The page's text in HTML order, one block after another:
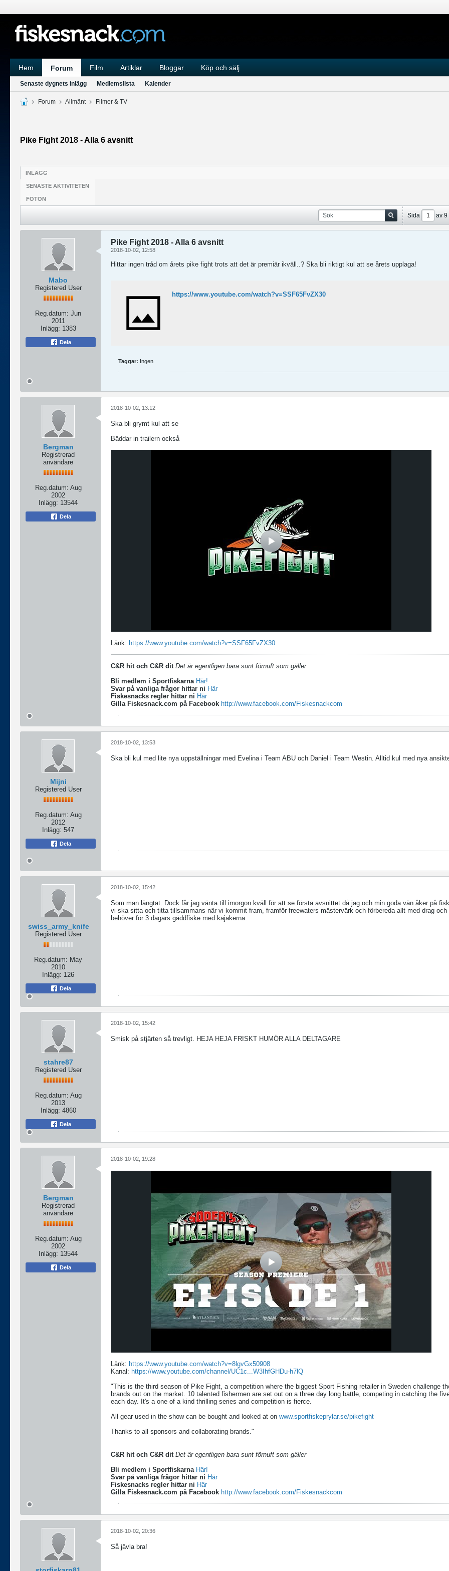
Hem Forum Film Artiklar Bloggar Köp och sälj
Senaste dygnets inlägg Medlemslista Kalender
Forum Allmänt Filmer & TV
Pike Fight 2018 - Alla 6 avsnitt
INLÄGG
SENASTE AKTIVITETEN
FOTON
Sida av 9
Mabo
Registered User
Reg.datum: Jun
2011
Inlägg: 1383
Dela
Pike Fight 2018 - Alla 6 avsnitt
2018-10-02, 12:58
Hittar ingen tråd om årets pike fight trots att det är premiär ikväll..? Ska bli riktigt kul att se årets upplaga!
https://www.youtube.com/watch?v=SSF65FvZX30
Taggar: Ingen
Bergman
Registrerad
användare
Reg.datum: Aug
2002
Inlägg: 13544
Dela
2018-10-02, 13:12
Ska bli grymt kul att se
Bäddar in trailern också
Länk: https://www.youtube.com/watch?v=SSF65FvZX30
C&R hit och C&R dit Det är egentligen bara sunt förnuft som gäller
Bli medlem i Sportfiskarna Här!
Svar på vanliga frågor hittar ni Här
Fiskesnacks regler hittar ni Här
Gilla Fiskesnack.com på Facebook http://www.facebook.com/Fiskesnackcom
Mijni
Registered User
Reg.datum: Aug
2012
Inlägg: 547
Dela
2018-10-02, 13:53
Ska bli kul med lite nya uppställningar med Evelina i Team ABU och Daniel i Team Westin. Alltid kul med nya
swiss_army_knife
Registered User
Reg.datum: May
2010
Inlägg: 126
Dela
2018-10-02, 15:42
Som man längtat. Dock får jag vänta till imorgon kväll för att se första avsnittet då jag och min goda vän åker på
vi ska sitta och titta tillsammans när vi kommit fram, framför freewaters mästervärk och förbereda allt med drag och
behöver för 3 dagars gäddfiske med kajakerna.
stahre87
Registered User
Reg.datum: Aug
2013
Inlägg: 4860
Dela
2018-10-02, 15:42
Smisk på stjärten så trevligt. HEJA HEJA FRISKT HUMÖR ALLA DELTAGARE
Bergman
Registrerad
användare
Reg.datum: Aug
2002
Inlägg: 13544
Dela
2018-10-02, 19:28
Länk: https://www.youtube.com/watch?v=8lgvGx50908
Kanal: https://www.youtube.com/channel/UC1c...W3IhfGHDu-h7lQ
"This is the third season of Pike Fight, a competition where the biggest Sport Fishing retailer in Sweden challenge
brands out on the market. 10 talented fishermen are set out on a three day long battle, competing in catching the
each day. It's a one of a kind thrilling series and competition is fierce.
All gear used in the show can be bought and looked at on www.sportfiskeprylar.se/pikefight
Thanks to all sponsors and collaborating brands."
C&R hit och C&R dit Det är egentligen bara sunt förnuft som gäller
Bli medlem i Sportfiskarna Här!
Svar på vanliga frågor hittar ni Här
Fiskesnacks regler hittar ni Här
Gilla Fiskesnack.com på Facebook http://www.facebook.com/Fiskesnackcom
2018-10-02, 20:36
Så jävla bra!